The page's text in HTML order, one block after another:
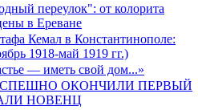
переулок": от колорита
в Ереване
Кемал в Константинополе:
1918-май 1919 гг.)
— иметь свой дом...»
ОКОНЧИЛИ ПЕРВЫЙ
НОВЕНЦ